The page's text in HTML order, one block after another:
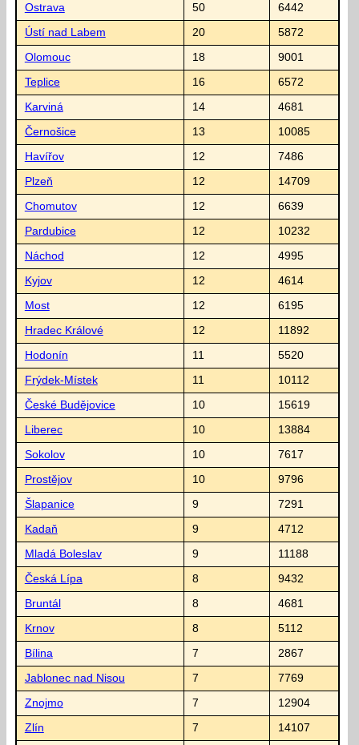
Ostrava 50 6442
Ústí nad Labem 20 5872
Olomouc 18 9001
Teplice 16 6572
Karviná 14 4681
Černošice 13 10085
Havířov 12 7486
Plzeň 12 14709
Chomutov 12 6639
Pardubice 12 10232
Náchod 12 4995
Kyjov 12 4614
Most 12 6195
Hradec Králové 12 11892
Hodonín 11 5520
Frýdek-Místek 11 10112
České Budějovice 10 15619
Liberec 10 13884
Sokolov 10 7617
Prostějov 10 9796
Šlapanice 9 7291
Kadaň 9 4712
Mladá Boleslav 9 11188
Česká Lípa 8 9432
Bruntál 8 4681
Krnov 8 5112
Bílina 7 2867
Jablonec nad Nisou 7 7769
Znojmo 7 12904
Zlín 7 14107